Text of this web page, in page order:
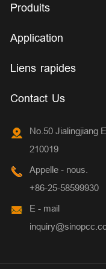
Produits
Application
Liens rapides
Contact Us
No.50 Jialingjiang
210019
Appelle - nous.
+86-25-58599930
E - mail